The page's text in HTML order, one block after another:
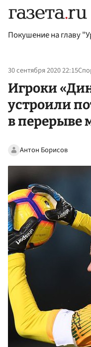
Покушение на главу
30 сентября 2020 22:15
Игроки
устроили
в перерыве
Антон Борисов